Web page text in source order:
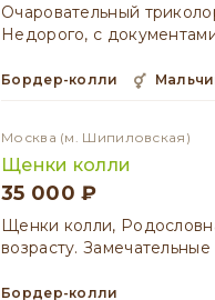
Очаровательный
Недорого, с
Бордер-колли
Москва (м. Шипиловская)
Щенки колли
35 000 ₽
Щенки колли,
возрасту.
Бордер-колли